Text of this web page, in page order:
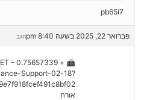
pb65i7
פברואר 22, 2025 בשעה 8:40 pm הגב
–
Support-02-18?
📠
אורח